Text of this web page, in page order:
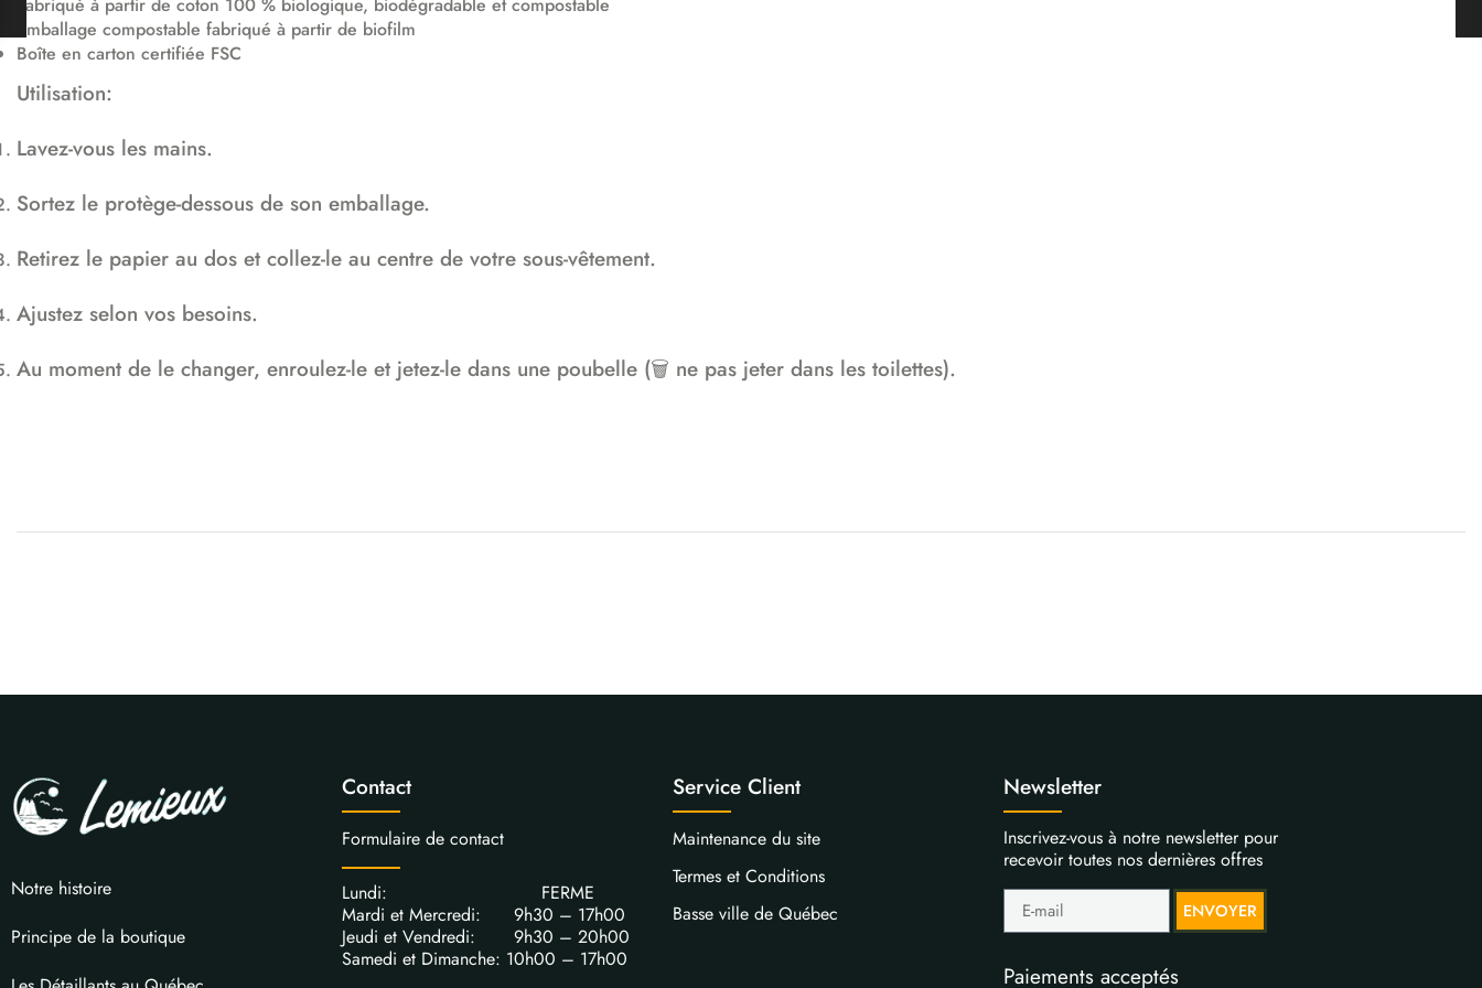
Emballage compostable fabriqué à partir de biofilm
Boîte en carton certifiée FSC
Utilisation:
Lavez-vous les mains.
Sortez le protège-dessous de son emballage.
Retirez le papier au dos et collez-le au centre de votre sous-vêtement.
Ajustez selon vos besoins.
Au moment de le changer, enroulez-le et jetez-le dans une poubelle (🗑️ ne pas jeter dans les toilettes).
Notre histoire
Principe de la boutique
Contact
Formulaire de contact
Lundi: FERME
Mardi et Mercredi: 9h30 – 17h00
Jeudi et Vendredi: 9h30 – 20h00
Samedi et Dimanche: 10h00 – 17h00
Service Client
Maintenance du site
Termes et Conditions
Basse ville de Québec
Newsletter
Inscrivez-vous à notre newsletter pour
recevoir toutes nos dernières offres
ENVOYER
Paiements acceptés